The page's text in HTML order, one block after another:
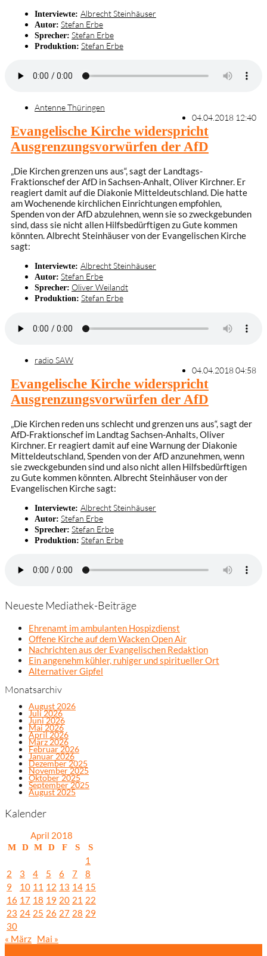
Interviewte: Albrecht Steinhäuser
Autor: Stefan Erbe
Sprecher: Stefan Erbe
Produktion: Stefan Erbe
Antenne Thüringen
04.04.2018 12:40
Evangelische Kirche widerspricht
Ausgrenzungsvorwürfen der AfD
„Die Kirchen grenzen uns aus“, sagt der Landtags-
Fraktionschef der AfD in Sachsen-Anhalt, Oliver Kirchner. Er
reagiert damit auf die Diakonie Mitteldeutschland. Die hatte
am Wochenende kirchlichen Einrichtungen empfohlen,
Spenden von der AfD abzulehnen, wenn sie so zweckgebunden
sind, dass sie nicht allen Hilfsbedürftigen zu Gute kommen
könnten. Albrecht Steinhäuser von der Evangelischen Kirche
sagt:
Interviewte: Albrecht Steinhäuser
Autor: Stefan Erbe
Sprecher: Oliver Weilandt
Produktion: Stefan Erbe
radio SAW
04.04.2018 04:58
Evangelische Kirche widerspricht
Ausgrenzungsvorwürfen der AfD
„Die Kirchen reden uns schlecht und grenzen uns aus“, sagt der
AfD-Fraktionschef im Landtag Sachsen-Anhalts, Oliver
Kirchner. Er reagiert damit auf eine Warnung der Diakonie
Mitteldeutschland, Spenden von der AfD anzunehmen, wenn
sie zweckgebunden sind und also nicht allen Hilfsbedürftigen
zu Gute kommen könnten. Albrecht Steinhäuser von der
Evangelischen Kirche sagt:
Interviewte: Albrecht Steinhäuser
Autor: Stefan Erbe
Sprecher: Stefan Erbe
Produktion: Stefan Erbe
Neueste Mediathek-Beiträge
Ehrenamt im ambulanten Hospizdienst
Offene Kirche auf dem Wacken Open Air
Nachrichten aus der Evangelischen Redaktion
Ein angenehm kühler, ruhiger und spiritueller Ort
Alternativer Gipfel
Monatsarchiv
August 2026
Juli 2026
Juni 2026
Mai 2026
April 2026
März 2026
Februar 2026
Januar 2026
Dezember 2025
November 2025
Oktober 2025
September 2025
August 2025
Kalender
April 2018
M D M D F S S
1
2
3 4 5 6 7
8
9
10 11 12 13 14 15
16 17 18 19 20 21 22
23 24 25 26 27 28 29
30
« März Mai »